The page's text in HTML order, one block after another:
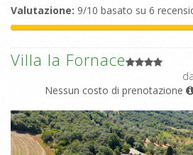
Valutazione: 9/10 basato su 6
Villa la Fornace
Nessun costo di prenotazione